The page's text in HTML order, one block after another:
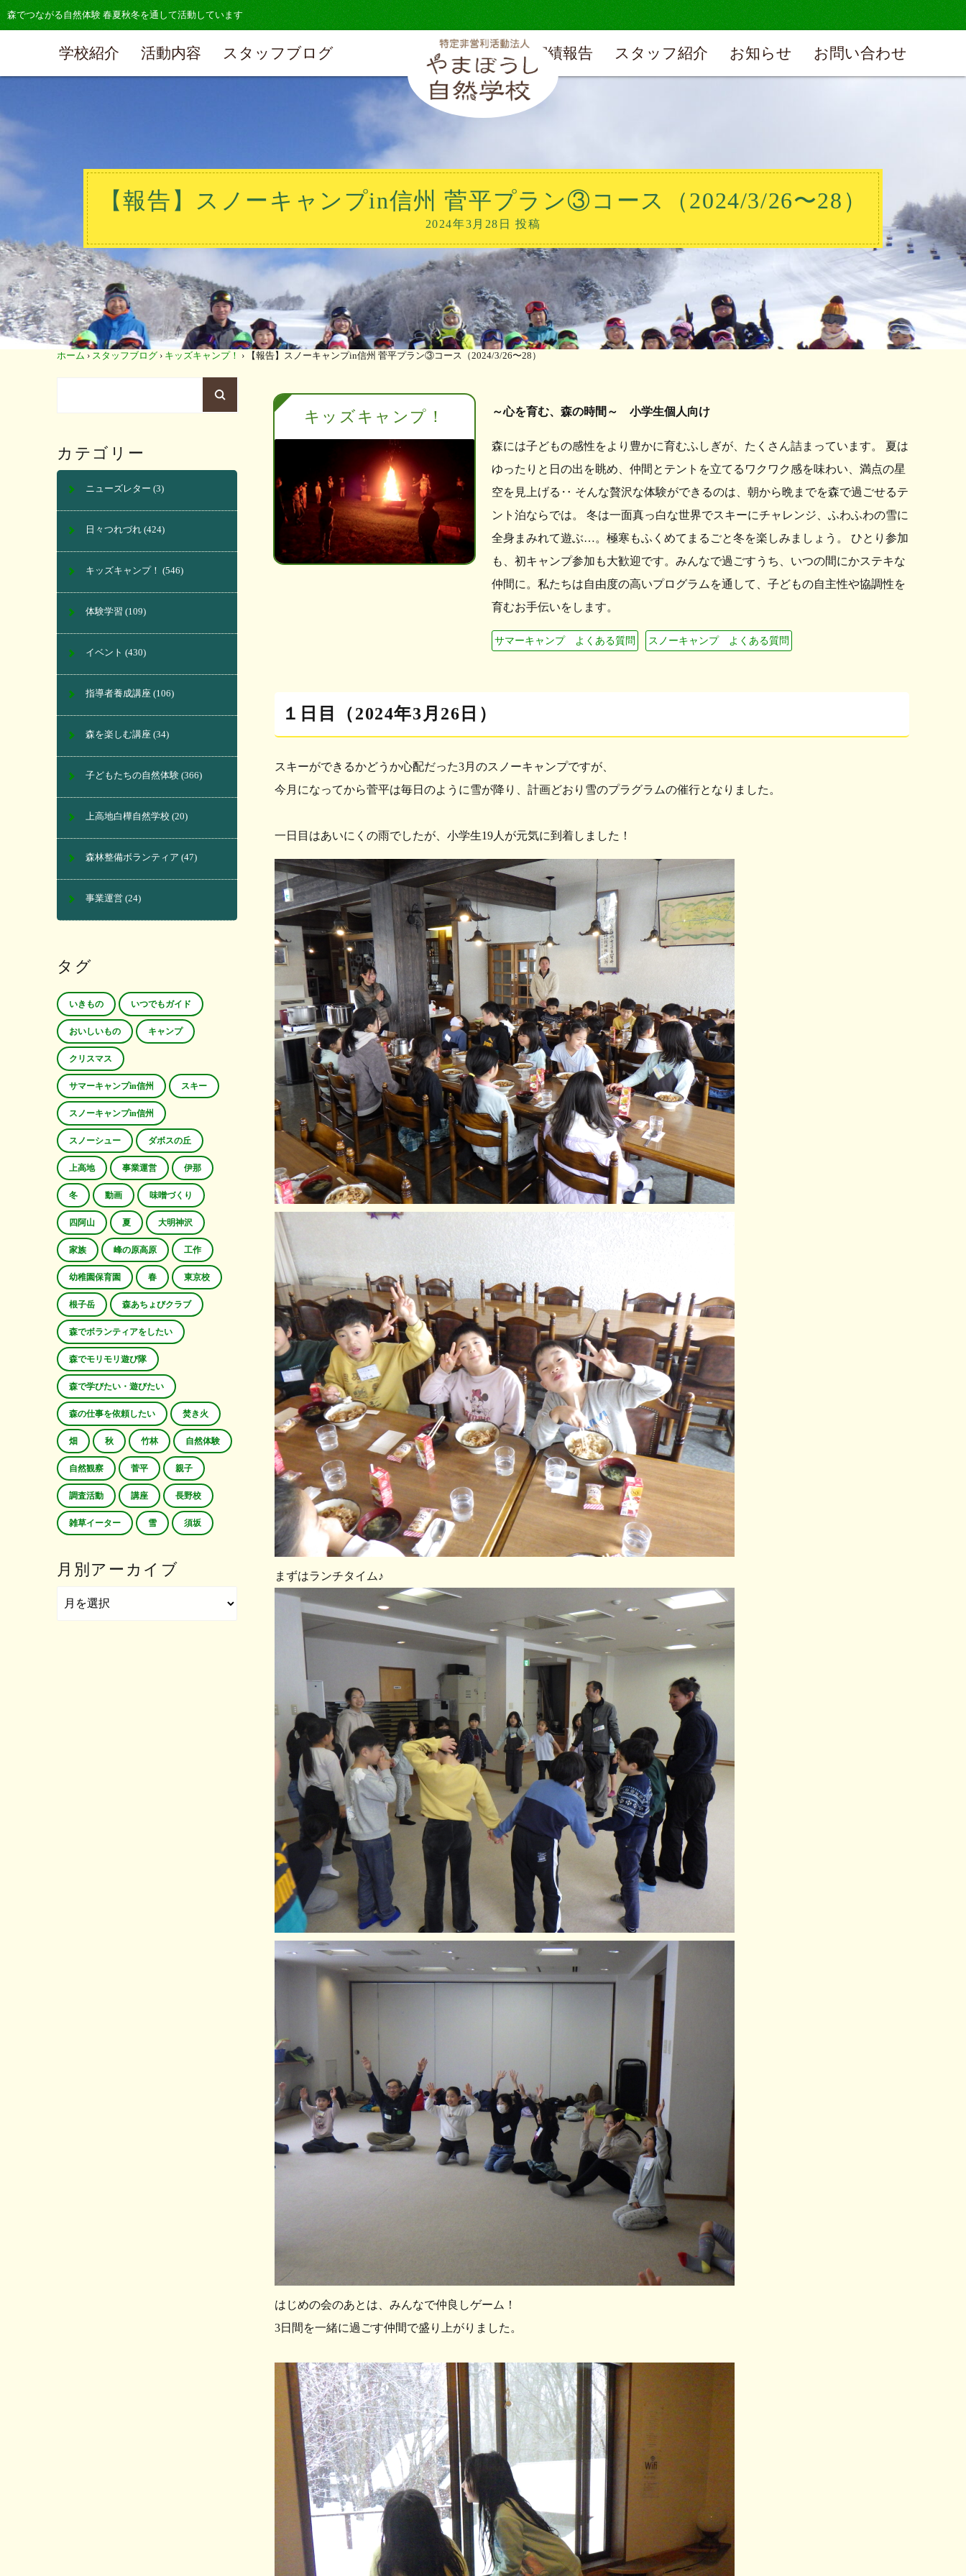
森でつながる自然体験 春夏秋冬を通して活動しています
学校紹介 活動内容 スタッフブログ 実績報告 スタッフ紹介 お知らせ お問い合わせ
【報告】スノーキャンプin信州 菅平プラン③コース（2024/3/26〜28）
2024年3月28日 投稿
ホーム › スタッフブログ › キッズキャンプ！ › 【報告】スノーキャンプin信州 菅平プラン③コース（2024/3/26〜28）
キッズキャンプ！ ～心を育む、森の時間～ 小学生個人向け
森には子どもの感性をより豊かに育むふしぎが、たくさん詰まっています。 夏は
ゆったりと日の出を眺め、仲間とテントを立てるワクワク感を味わい、満点の星
空を見上げる‥ そんな贅沢な体験ができるのは、朝から晩までを森で過ごせるテ
ント泊ならでは。 冬は一面真っ白な世界でスキーにチャレンジ、ふわふわの雪に
全身まみれて遊ぶ…。極寒もふくめてまるごと冬を楽しみましょう。 ひとり参加
も、初キャンプ参加も大歓迎です。みんなで過ごすうち、いつの間にかステキな
仲間に。私たちは自由度の高いプログラムを通して、子どもの自主性や協調性を
育むお手伝いをします。
サマーキャンプ よくある質問 スノーキャンプ よくある質問
１日目（2024年3月26日）
スキーができるかどうか心配だった3月のスノーキャンプですが、
今月になってから菅平は毎日のように雪が降り、計画どおり雪のプラグラムの催行となりました。
一日目はあいにくの雨でしたが、小学生19人が元気に到着しました！
まずはランチタイム♪
はじめの会のあとは、みんなで仲良しゲーム！
3日間を一緒に過ごす仲間で盛り上がりました。
カテゴリー
ニューズレター (3)
日々つれづれ (424)
キッズキャンプ！ (546)
体験学習 (109)
イベント (430)
指導者養成講座 (106)
森を楽しむ講座 (34)
子どもたちの自然体験 (366)
上高地白樺自然学校 (20)
森林整備ボランティア (47)
事業運営 (24)
タグ
いきもの いつでもガイド
おいしいもの キャンプ
クリスマス
サマーキャンプin信州 スキー
スノーキャンプin信州
スノーシュー ダボスの丘
上高地 事業運営 伊那
冬 動画 味噌づくり
四阿山 夏 大明神沢
家族 峰の原高原 工作
幼稚園保育園 春 東京校
根子岳 森あちょびクラブ
森でボランティアをしたい
森でモリモリ遊び隊
森で学びたい・遊びたい
森の仕事を依頼したい 焚き火
畑 秋 竹林 自然体験
自然観察 菅平 親子
調査活動 講座 長野校
雑草イーター 雪 須坂
月別アーカイブ